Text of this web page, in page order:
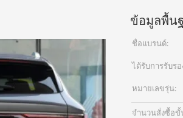
ข้อมูลพื้น
ชื่อแบรนด์:
ได้รับการรับรอ
หมายเลขรุ่น:
จำนวนสั่งซื้อขั้